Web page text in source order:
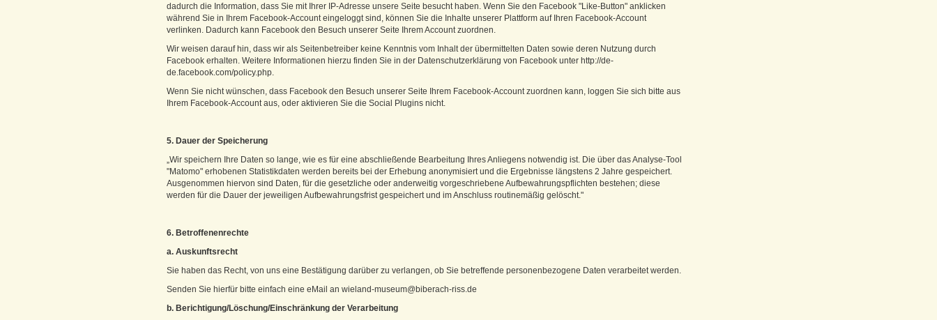
dadurch die Information, dass Sie mit Ihrer IP-Adresse unsere Seite besucht haben. Wenn Sie den Facebook "Like-Button" anklicken
während Sie in Ihrem Facebook-Account eingeloggt sind, können Sie die Inhalte unserer Plattform auf Ihren Facebook-Account
verlinken. Dadurch kann Facebook den Besuch unserer Seite Ihrem Account zuordnen.
Wir weisen darauf hin, dass wir als Seitenbetreiber keine Kenntnis vom Inhalt der übermittelten Daten sowie deren Nutzung durch
Facebook erhalten. Weitere Informationen hierzu finden Sie in der Datenschutzerklärung von Facebook unter http://de-
de.facebook.com/policy.php.
Wenn Sie nicht wünschen, dass Facebook den Besuch unserer Seite Ihrem Facebook-Account zuordnen kann, loggen Sie sich bitte aus
Ihrem Facebook-Account aus, oder aktivieren Sie die Social Plugins nicht.
5. Dauer der Speicherung
„Wir speichern Ihre Daten so lange, wie es für eine abschließende Bearbeitung Ihres Anliegens notwendig ist. Die über das Analyse-Tool
"Matomo" erhobenen Statistikdaten werden bereits bei der Erhebung anonymisiert und die Ergebnisse längstens 2 Jahre gespeichert.
Ausgenommen hiervon sind Daten, für die gesetzliche oder anderweitig vorgeschriebene Aufbewahrungspflichten bestehen; diese
werden für die Dauer der jeweiligen Aufbewahrungsfrist gespeichert und im Anschluss routinemäßig gelöscht."
6. Betroffenenrechte
a. Auskunftsrecht
Sie haben das Recht, von uns eine Bestätigung darüber zu verlangen, ob Sie betreffende personenbezogene Daten verarbeitet werden.
Senden Sie hierfür bitte einfach eine eMail an wieland-museum@biberach-riss.de
b. Berichtigung/Löschung/Einschränkung der Verarbeitung